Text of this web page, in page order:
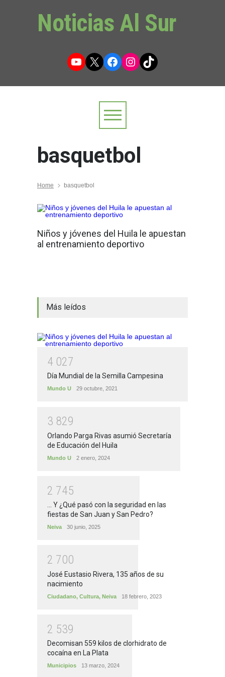
Noticias Al Sur
YouTube
X Facebook
Instagram
TikTok
basquetbol
Home basquetbol
Niños y jóvenes del Huila le apuestan
al entrenamiento deportivo
Más leídos
4 027
Día Mundial de la Semilla Campesina
Mundo U 29 octubre, 2021
3 829
Orlando Parga Rivas asumió Secretaría
de Educación del Huila
Mundo U 2 enero, 2024
2 745
... Y ¿Qué pasó con la seguridad en las
fiestas de San Juan y San Pedro?
Neiva 30 junio, 2025
2 700
José Eustasio Rivera, 135 años de su
nacimiento
Ciudadano, Cultura, Neiva 18 febrero, 2023
2 539
Decomisan 559 kilos de clorhidrato de
cocaína en La Plata
Municipios 13 marzo, 2024